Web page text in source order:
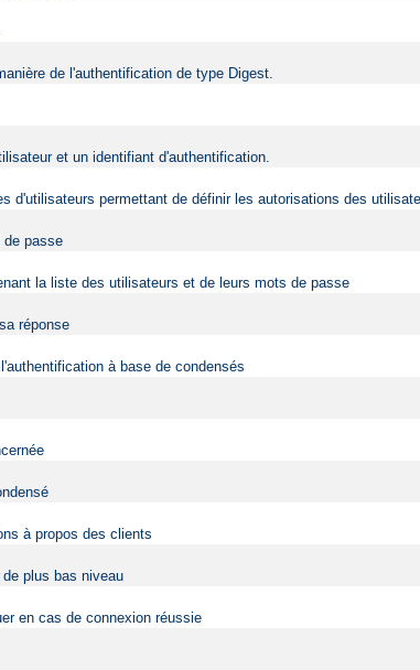
de l'authentification de type Digest.
et un identifiant d'authentification.
d'utilisateurs permettant de définir les autorisations des
de passe
la liste des utilisateurs et de leurs mots de passe
réponse
à base de condensés
à propos des clients
plus bas niveau
en cas de connexion réussie